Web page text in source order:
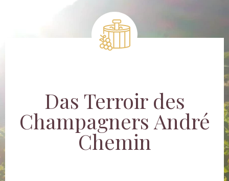
Das Terroir des
Champagners André
Chemin